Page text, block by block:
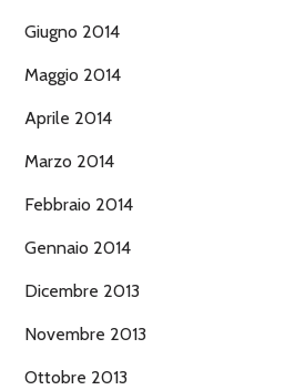
Giugno 2014
Maggio 2014
Aprile 2014
Marzo 2014
Febbraio 2014
Gennaio 2014
Dicembre 2013
Novembre 2013
Ottobre 2013